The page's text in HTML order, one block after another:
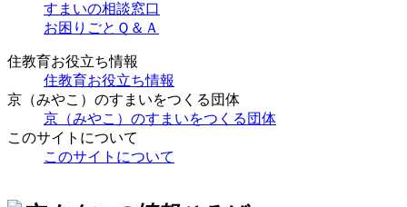
すまいの相談窓口
お困りごとＱ＆Ａ
住教育お役立ち情報
住教育お役立ち情報
京（みやこ）のすまいをつくる団体
京（みやこ）のすまいをつくる団体
このサイトについて
このサイトについて